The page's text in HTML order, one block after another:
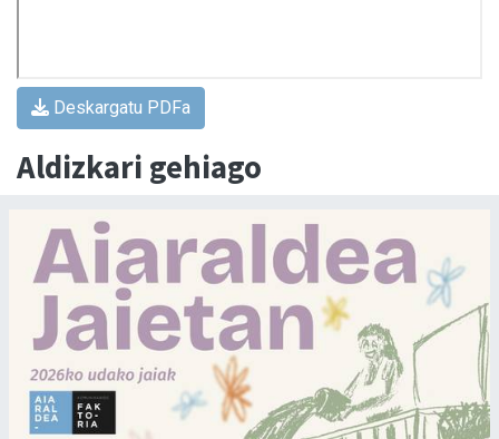
Deskargatu PDFa
Aldizkari gehiago